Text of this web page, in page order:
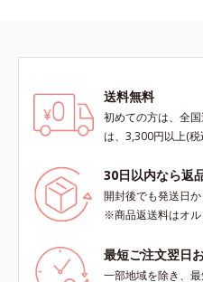
送料無料
初めての方は、全
は、3,300円以上(
30日以内なら返
開封後でも発送日
※商品返送料はオ
最短ご注文翌日
一部地域を除き、